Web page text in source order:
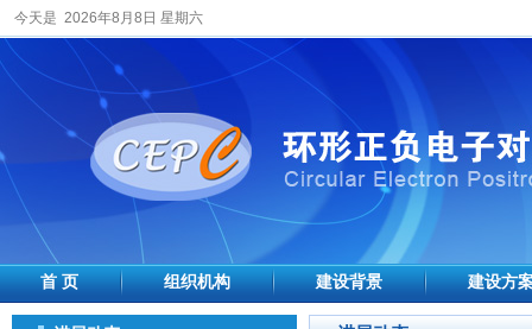
今天是 2026年8月8日 星期六
首 页 组织机构 建设背景 建设方